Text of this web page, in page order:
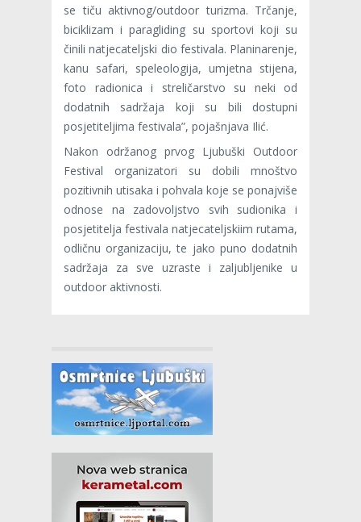
se tiču aktivnog/outdoor turizma. Trčanje,
biciklizam i paragliding su sportovi koji su
činili natjecateljski dio festivala. Planinarenje,
kanu safari, speleologija, umjetna stijena,
foto radionica i streličarstvo su neki od
dodatnih sadržaja koji su bili dostupni
posjetiteljima festivala”, pojašnjava Ilić.
Nakon održanog prvog Ljubuški Outdoor
Festival organizatori su dobili mnoštvo
pozitivnih utisaka i pohvala koje se ponajviše
odnose na zadovoljstvo svih sudionika i
posjetitelja festivala natjecateljskiim rutama,
odličnu organizaciju, te jako puno dodatnih
sadržaja za sve uzraste i zaljubljenike u
outdoor aktivnosti.